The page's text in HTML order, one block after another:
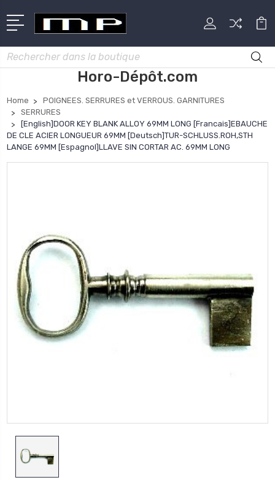
Rechercher
Horo-Dépôt.com
Home
POIGNEES. SERRURES et VERROUS. GARNITURES
SERRURES
[English]DOOR KEY BLANK ALLOY 69MM LONG [Francais]EBAUCHE
DE CLE ACIER LONGUEUR 69MM [Deutsch]TUR-SCHLUSS.ROH,STH
LANGE 69MM [Espagnol]LLAVE SIN CORTAR AC. 69MM LONG